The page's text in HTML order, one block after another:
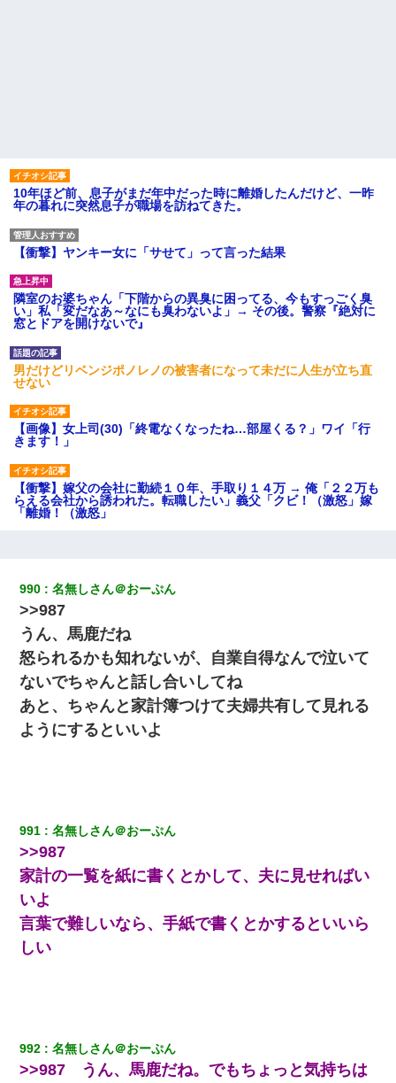
10年ほど前、息子がまだ年中だった時に離婚したんだけど、一昨
年の暮れに突然息子が職場を訪ねてきた。
【衝撃】ヤンキー女に「サせて」って言った結果
隣室のお婆ちゃん「下階からの異臭に困ってる、今もすっごく臭
い」私「変だなあ～なにも臭わないよ」→ その後。警察『絶対に
窓とドアを開けないで』
男だけどリベンジポノレノの被害者になって未だに人生が立ち直
せない
【画像】女上司(30)「終電なくなったね…部屋くる？」ワイ「行
きます！」
【衝撃】嫁父の会社に勤続１０年、手取り１４万 → 俺「２２万も
らえる会社から誘われた。転職したい」義父「クビ！（激怒」嫁
「離婚！（激怒」
とっさに女児を捕まえたら変質者扱いされた。母親「あっち行っ
てよ！気持ち悪い！（ｼｯｼｯ」→ 後日、俺を見つけた母親がすっ飛
んできて・・・
私「結婚やめるわ」 婚約者「え？なんでなんで？」 → 放置した
結果…｜生活｜ワロタあんてな
さっき嫁から、「愛しています」ってメールが届いた。俺も「愛
してます」って送ったら
宅飲みで女友達の乳を見てしまった・・・
てるの！」私「ですから」上司「黙って聞きなさい！」私「それ
は」上司「言い訳しない！」→結果ｗｗｗｗｗ
990 名無しさん＠おーぷん
>>987
うん、馬鹿だね
怒られるかも知れないが、自業自得なんで泣いて
ないでちゃんと話し合いしてね
あと、ちゃんと家計簿つけて夫婦共有して見れる
ようにするといいよ
991 名無しさん＠おーぷん
>>987
家計の一覧を紙に書くとかして、夫に見せればい
いよ
言葉で難しいなら、手紙で書くとかするといいら
しい
992 名無しさん＠おーぷん
>>987 うん、馬鹿だね。でもちょっと気持ちは